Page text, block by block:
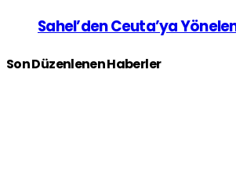
Sahel’den Ceuta’ya
Son Düzenlenen Haberler